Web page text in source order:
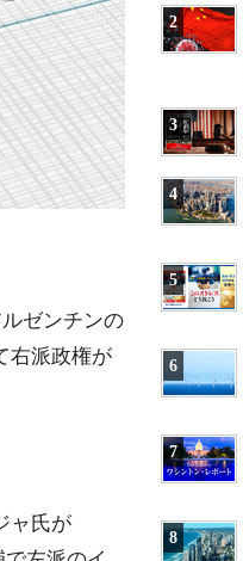
ゼンチンの
右派政権が
ャ氏が
2
3
4
5
6
7
8